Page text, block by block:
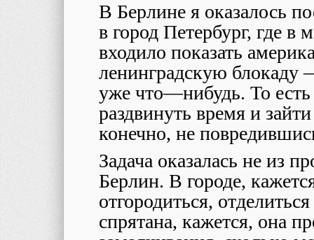
В Берлине я оказалось
в город Петербург, где в
входило показать
ленинградскую блокаду
уже что—нибудь. То
раздвинуть время и
конечно, не
Задача оказалась не из
Берлин. В городе,
отгородиться,
спрятана, кажется, она